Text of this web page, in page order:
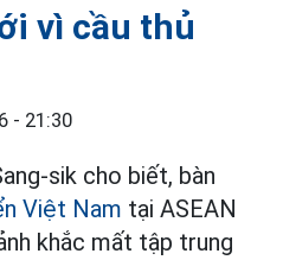
vì cầu thủ
- 21:30
sik cho biết, bàn
Việt Nam tại ASEAN
khắc mất tập trung